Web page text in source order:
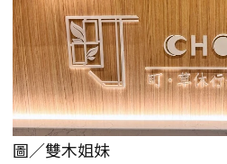
圖／雙木姐妹